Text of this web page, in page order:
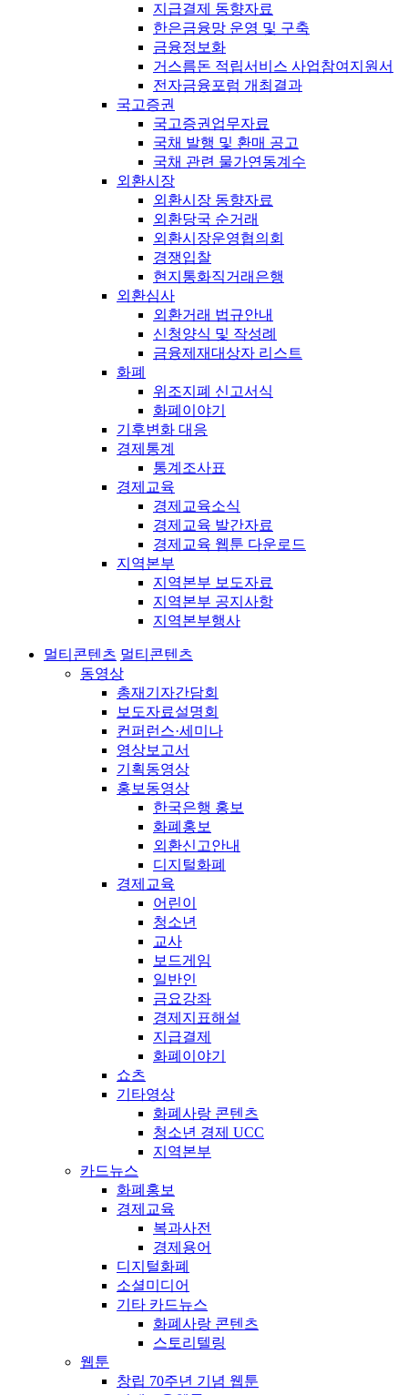
지급결제 동향자료
한은금융망 운영 및 구축
금융정보화
거스름돈 적립서비스 사업참여지원서
전자금융포럼 개최결과
국고증권
국고증권업무자료
국채 발행 및 환매 공고
국채 관련 물가연동계수
외환시장
외환시장 동향자료
외환당국 순거래
외환시장운영협의회
경쟁입찰
현지통화직거래은행
외환심사
외환거래 법규안내
신청양식 및 작성례
금융제재대상자 리스트
화폐
위조지폐 신고서식
화폐이야기
기후변화 대응
경제통계
통계조사표
경제교육
경제교육소식
경제교육 발간자료
경제교육 웹툰 다운로드
지역본부
지역본부 보도자료
지역본부 공지사항
지역본부행사
멀티콘텐츠 멀티콘텐츠
동영상
총재기자간담회
보도자료설명회
컨퍼런스·세미나
영상보고서
기획동영상
홍보동영상
한국은행 홍보
화폐홍보
외환신고안내
디지털화폐
경제교육
어린이
청소년
교사
보드게임
일반인
금요강좌
경제지표해설
지급결제
화폐이야기
쇼츠
기타영상
화폐사랑 콘텐츠
청소년 경제 UCC
지역본부
카드뉴스
화폐홍보
경제교육
복과사전
경제용어
디지털화폐
소셜미디어
기타 카드뉴스
화폐사랑 콘텐츠
스토리텔링
웹툰
창립 70주년 기념 웹툰